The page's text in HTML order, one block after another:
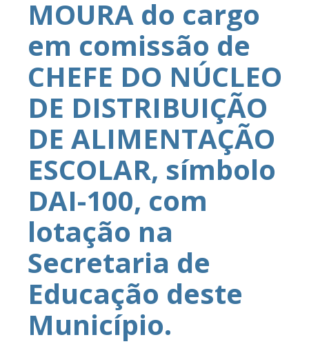
MOURA do cargo
em comissão de
CHEFE DO NÚCLEO
DE DISTRIBUIÇÃO
DE ALIMENTAÇÃO
ESCOLAR, símbolo
DAI-100, com
lotação na
Secretaria de
Educação deste
Município.